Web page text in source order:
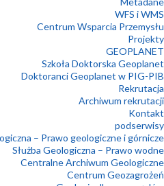
WFS i WMS
Centrum Wsparcia Przemysłu
Projekty
GEOPLANET
Szkoła Doktorska Geoplanet
Doktoranci Geoplanet w PIG-PIB
Rekrutacja
Archiwum rekrutacji
Kontakt
podserwisy
– Prawo geologiczne i górnicze
Służba Geologiczna – Prawo wodne
Centralne Archiwum Geologiczne
Centrum Geozagrożeń